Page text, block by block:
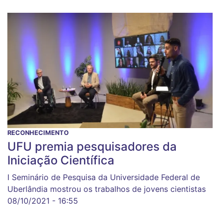
RECONHECIMENTO
UFU premia pesquisadores da
Iniciação Científica
I Seminário de Pesquisa da Universidade Federal de
Uberlândia mostrou os trabalhos de jovens cientistas
08/10/2021 - 16:55